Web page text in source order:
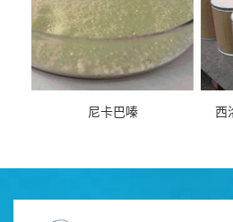
尼卡巴嗪 西